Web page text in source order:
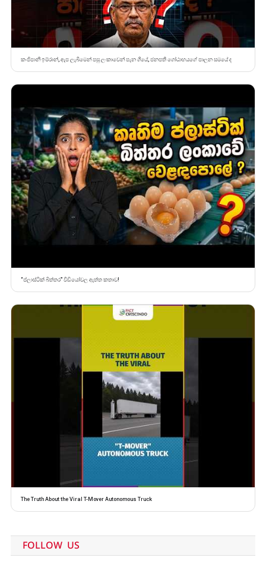
කංජිපානි ඉම්රාන්, ඇප ලැබීමෙන් පසු ලංකාවෙන් පැන ගියේ, ජනපති ගෝඨාභයගේ පාලන සමයේ ද
“ප්ලාස්ටික් බිත්තර” වීඩියෝවල ඇත්ත කතාව!
The Truth About the Viral T-Mover Autonomous Truck
FOLLOW US